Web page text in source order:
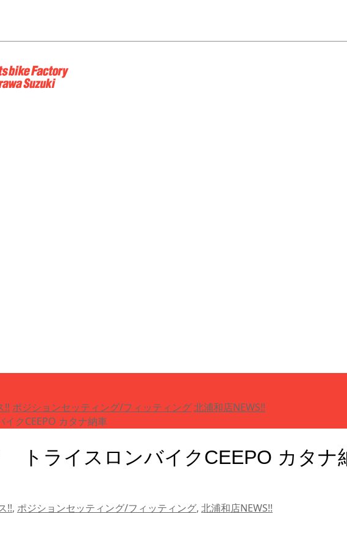
!! ポジションセッティング/フィッティング北浦和店NEWS!!
クCEEPO カタナ納車
トライスロンバイクCEEPO カタナ
!!, ポジションセッティング/フィッティング, 北浦和店NEWS!!